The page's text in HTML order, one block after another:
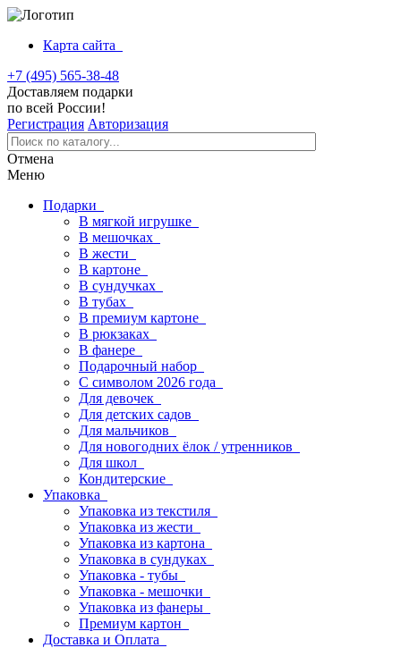
Карта сайта
+7 (495) 565-38-48
Доставляем подарки
по всей России!
Регистрация Авторизация
Отмена
Меню
Подарки
В мягкой игрушке
В мешочках
В жести
В картоне
В сундучках
В тубах
В премиум картоне
В рюкзаках
В фанере
Подарочный набор
С символом 2026 года
Для девочек
Для детских садов
Для мальчиков
Для новогодних ёлок / утренников
Для школ
Кондитерские
Упаковка
Упаковка из текстиля
Упаковка из жести
Упаковка из картона
Упаковка в сундуках
Упаковка - тубы
Упаковка - мешочки
Упаковка из фанеры
Премиум картон
Доставка и Оплата